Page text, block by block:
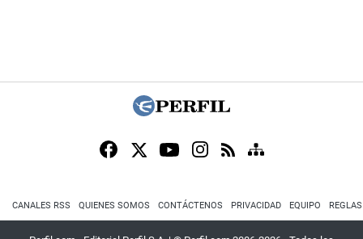
CANALES RSS QUIENES SOMOS CONTÁCTENOS PRIVACIDAD EQUIPO